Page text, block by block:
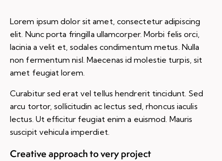
Lorem ipsum dolor sit amet, consectetur adipiscing
elit. Nunc porta fringilla ullamcorper. Morbi felis orci,
lacinia a velit et, sodales condimentum metus. Nulla
non fermentum nisl. Maecenas id molestie turpis, sit
amet feugiat lorem.
Curabitur sed erat vel tellus hendrerit tincidunt. Sed
arcu tortor, sollicitudin ac lectus sed, rhoncus iaculis
lectus. Ut efficitur feugiat enim a euismod. Mauris
suscipit vehicula imperdiet.
Creative approach to very project